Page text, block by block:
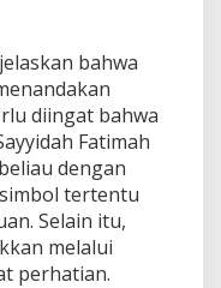
bahwa
diingat bahwa
Fatimah
dengan
tertentu
Selain itu,
melalui
perhatian.